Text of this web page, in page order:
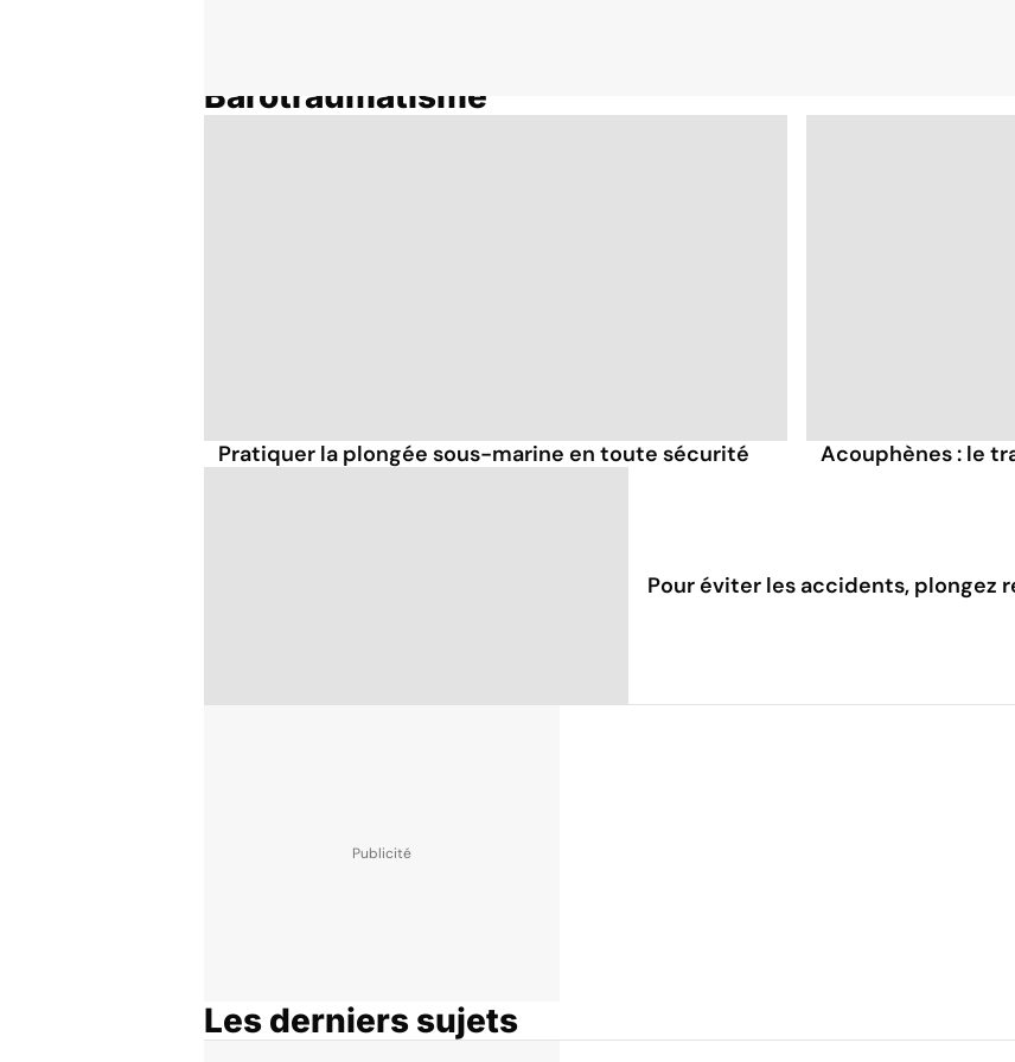
Barotraumatisme
Pratiquer la plongée sous-marine en toute sécurité Acouphènes : le
Pour éviter les accidents, plongez
Les derniers sujets